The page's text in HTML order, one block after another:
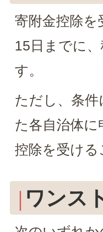
寄附金控除
15日までに
す。
ただし、条
た各自治体
控除を受け
ワンス